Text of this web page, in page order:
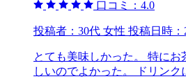
口コミ： 4.0
投稿者： 30代 女性 投稿日時：
とても美味しかった。 特に
しいのでよかった。 ドリン